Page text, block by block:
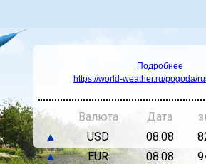
Подробнее
https://world-weather.ru/pogoda/
Валюта Дата
▲
USD 08.08
▲
EUR 08.08